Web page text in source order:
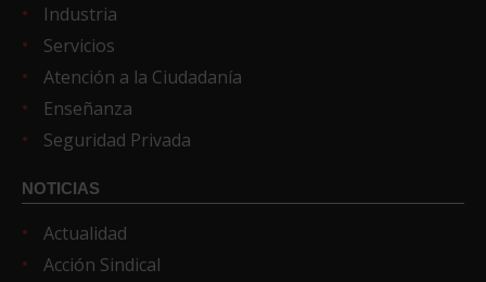
Industria
Servicios
Atención a la Ciudadanía
Enseñanza
Seguridad Privada
NOTICIAS
Actualidad
Acción Sindical